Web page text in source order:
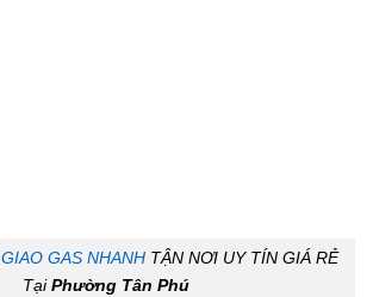
GIAO GAS NHANHTẬN NƠI UY TÍN GIÁ RẺ
TạiPhường Tân Phú